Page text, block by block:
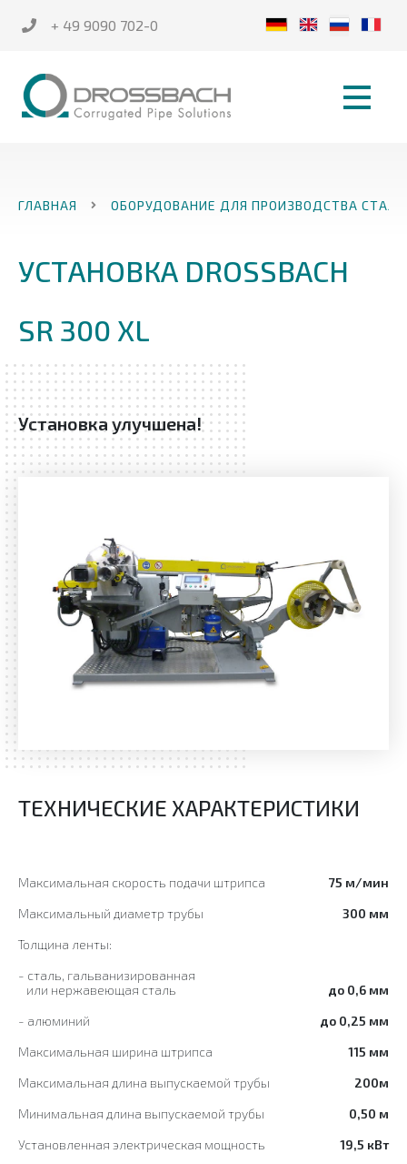
+ 49 9090 702-0
ГЛАВНАЯ ОБОРУДОВАНИЕ ДЛЯ ПРОИЗВОДСТВА
УСТАНОВКА DROSSBACH
SR 300 XL
Установка улучшена!
ТЕХНИЧЕСКИЕ ХАРАКТЕРИСТИКИ
Максимальная скорость подачи штрипса
75 м/мин
Максимальный диаметр трубы
300 мм
Толщина ленты:
- сталь, гальванизированная
или нержавеющая сталь
до 0,6 мм
- алюминий
до 0,25 мм
Максимальная ширина штрипса
115 мм
Максимальная длина выпускаемой трубы
200м
Минимальная длина выпускаемой трубы
0,50 м
Установленная электрическая мощность
19,5 кВт